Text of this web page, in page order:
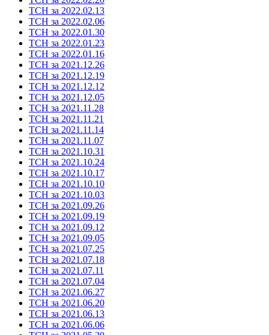
ТСН за 2022.02.13
ТСН за 2022.02.06
ТСН за 2022.01.30
ТСН за 2022.01.23
ТСН за 2022.01.16
ТСН за 2021.12.26
ТСН за 2021.12.19
ТСН за 2021.12.12
ТСН за 2021.12.05
ТСН за 2021.11.28
ТСН за 2021.11.21
ТСН за 2021.11.14
ТСН за 2021.11.07
ТСН за 2021.10.31
ТСН за 2021.10.24
ТСН за 2021.10.17
ТСН за 2021.10.10
ТСН за 2021.10.03
ТСН за 2021.09.26
ТСН за 2021.09.19
ТСН за 2021.09.12
ТСН за 2021.09.05
ТСН за 2021.07.25
ТСН за 2021.07.18
ТСН за 2021.07.11
ТСН за 2021.07.04
ТСН за 2021.06.27
ТСН за 2021.06.20
ТСН за 2021.06.13
ТСН за 2021.06.06